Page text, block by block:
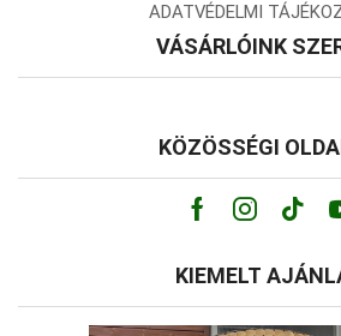
ADATVÉDELMI
VÁSÁRLÓINK
KÖZÖSSÉGI
FacebookTik-
tok
KIEMELT